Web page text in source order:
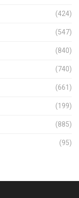
(424)
(547)
(840)
(740)
(661)
(199)
(885)
(95)